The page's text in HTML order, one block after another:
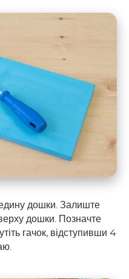
дошки. Залиште
дошки. Позначте
гачок, відступивши 4